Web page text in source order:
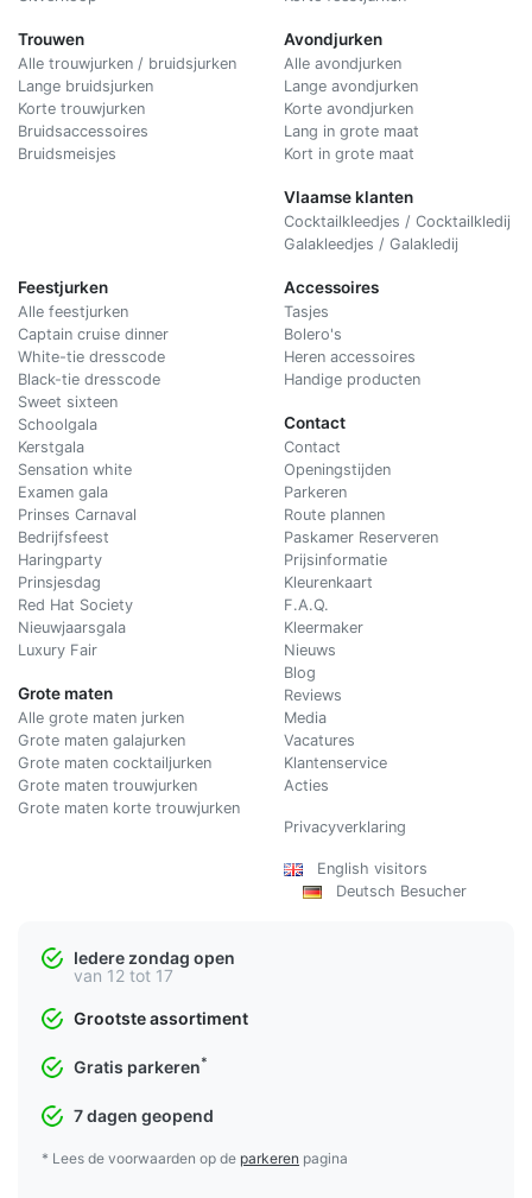
Trouwen
Alle trouwjurken / bruidsjurken
Lange bruidsjurken
Korte trouwjurken
Bruidsaccessoires
Bruidsmeisjes
Avondjurken
Alle avondjurken
Lange avondjurken
Korte avondjurken
Lang in grote maat
Kort in grote maat
Vlaamse klanten
Cocktailkleedjes / Cocktailkledij
Galakleedjes / Galakledij
Feestjurken
Alle feestjurken
Captain cruise dinner
White-tie dresscode
Black-tie dresscode
Sweet sixteen
Schoolgala
Kerstgala
Sensation white
Examen gala
Prinses Carnaval
Bedrijfsfeest
Haringparty
Prinsjesdag
Red Hat Society
Nieuwjaarsgala
Luxury Fair
Grote maten
Alle grote maten jurken
Grote maten galajurken
Grote maten cocktailjurken
Grote maten trouwjurken
Grote maten korte trouwjurken
Accessoires
Tasjes
Bolero's
Heren accessoires
Handige producten
Contact
Contact
Openingstijden
Parkeren
Route plannen
Paskamer Reserveren
Prijsinformatie
Kleurenkaart
F.A.Q.
Kleermaker
Nieuws
Blog
Reviews
Media
Vacatures
Klantenservice
Acties
Privacyverklaring
English visitors
Deutsch Besucher
Iedere zondag open
van 12 tot 17
Grootste assortiment
Gratis parkeren*
7 dagen geopend
* Lees de voorwaarden op de parkeren pagina